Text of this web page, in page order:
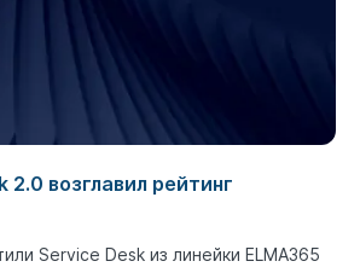
2.0 возглавил рейтинг
Service Desk из линейки ELMA365